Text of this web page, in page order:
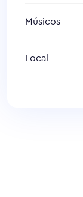
Músicos
Local